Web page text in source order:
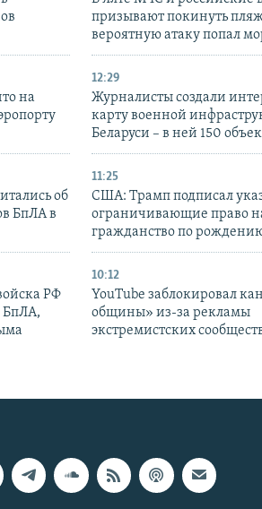
призывают покинуть
вероятную атаку попал
на
12:29
Журналисты создали
карту военной
Беларуси – в ней 150
об
БпЛА в
11:25
США: Трамп подписал
ограничивающие право
гражданство по
РФ
БпЛА,
10:12
YouTube заблокировал
общины» из-за рекламы
экстремистских